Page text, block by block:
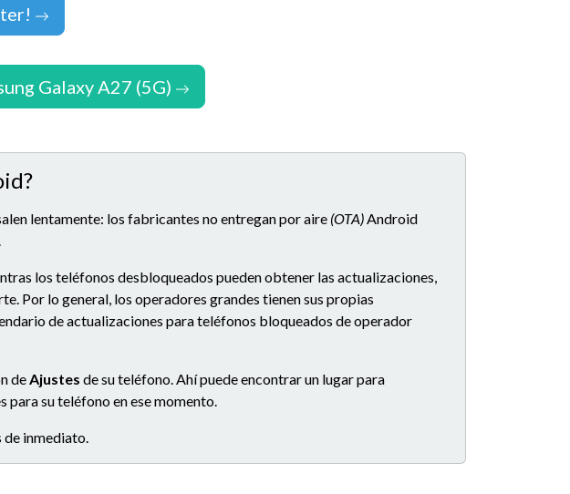
Galaxy A27 (5G)
lentamente: los fabricantes no entregan por aire (OTA)Android
los teléfonos desbloqueados pueden obtener las actualizaciones,
Por lo general, los operadores grandes tienen sus propias
de actualizaciones para teléfonos bloqueados de operador
deAjustes de su teléfono. Ahí puede encontrar un lugar para
para su teléfono en ese momento.
de inmediato.